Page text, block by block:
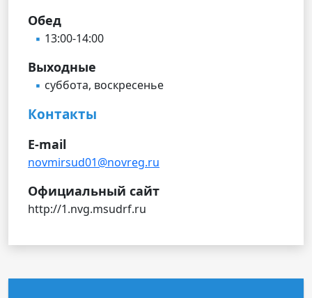
Обед
13:00-14:00
Выходные
суббота, воскресенье
Контакты
E-mail
novmirsud01@novreg.ru
Официальный сайт
http://1.nvg.msudrf.ru